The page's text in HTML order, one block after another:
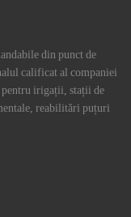
din punct de
calificat al companiei
pentru irigații, stații de
reabilitări puțuri